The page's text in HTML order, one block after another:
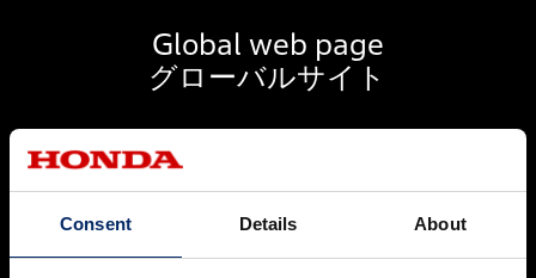
Consent Details About
Global web page
グローバルサイト